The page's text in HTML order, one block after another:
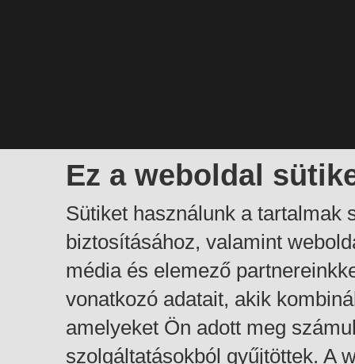
Ez a weboldal
Sütiket használunk a tartalmak
biztosításához, valamint
média és elemező
vonatkozó adatait, akik
amelyeket Ön adott meg
szolgáltatásokból gyűjtöttek. A